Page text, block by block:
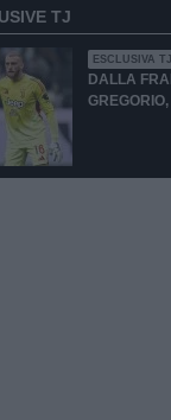
TJ
ESCLUSIVA TJ
DALLA